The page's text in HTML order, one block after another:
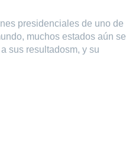
presidenciales de uno de
muchos estados aún se
sus resultadosm, y su